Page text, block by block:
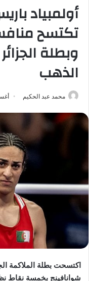
أولمبياد
تكتسح
وبطلة
الذهب
محمد عبد الحكيم
اكتسحت بطلة الملاكمة
شوانافينج بخمسة نقاط